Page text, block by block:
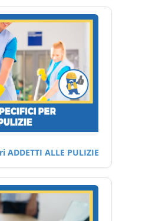
ALLE PULIZIE